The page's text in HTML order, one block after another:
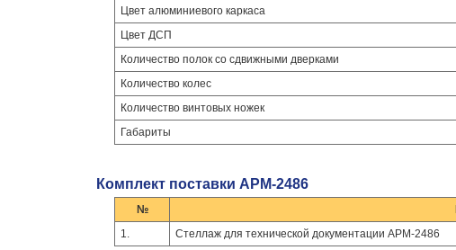
Цвет алюминиевого каркаса
Цвет ДСП
Количество полок со сдвижными дверками
Количество колес
Количество винтовых ножек
Габариты
Комплект поставки АРМ-2486
№
1.
Стеллаж для технической документации АРМ-2486